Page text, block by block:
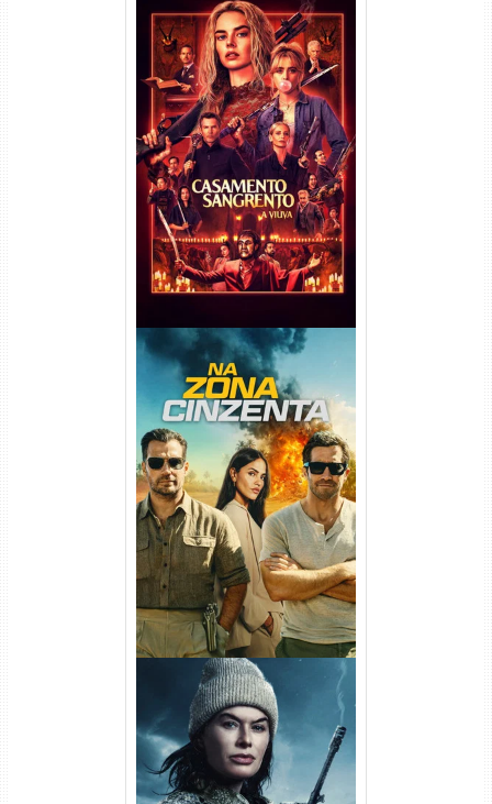
Casamento Sangrento: A
Viúva Torrent (2026) WEB-DL
720p/1080p/4K Dual Áudio
Na Zona Cinzenta Torrent
(2026) WEB-DL 1080p/4K
Dual Áudio